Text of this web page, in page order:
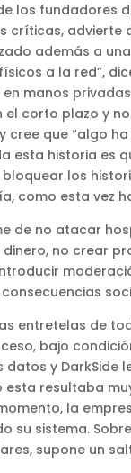
de los
advierte
además a
a la red”,
en manos
el corto plazo y
cree que “algo
esta historia es
los
como esta vez
de no atacar
dinero, no crear
entretelas de
bajo
datos y
esta resultaba
la
su sistema.
supone un